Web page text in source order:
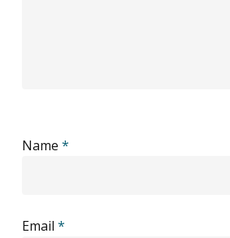
Name *
Email *